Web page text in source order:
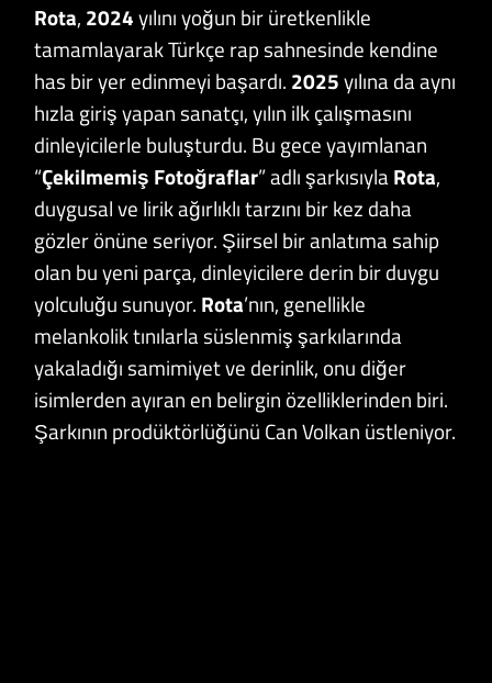
Rota, 2024yılını yoğun bir üretkenlikle
tamamlayarak Türkçe rap sahnesinde kendine
has bir yer edinmeyi başardı. 2025yılına da aynı
hızla giriş yapan sanatçı, yılın ilk çalışmasını
dinleyicilerle buluşturdu. Bu gece yayımlanan
“Çekilmemiş Fotoğraflar” adlı şarkısıylaRota,
duygusal ve lirik ağırlıklı tarzını bir kez daha
gözler önüne seriyor. Şiirsel bir anlatıma sahip
olan bu yeni parça, dinleyicilere derin bir duygu
yolculuğu sunuyor. Rota’nın, genellikle
melankolik tınılarla süslenmiş şarkılarında
yakaladığı samimiyet ve derinlik, onu diğer
isimlerden ayıran en belirgin özelliklerinden biri.
Şarkının prodüktörlüğünü Can Volkan üstleniyor.